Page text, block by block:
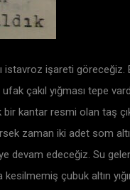
işareti göreceğiz.
çakıl yığması tepe
kantar resmi olan taş
zaman iki adet som
devam edeceğiz. Su
çubuk altın